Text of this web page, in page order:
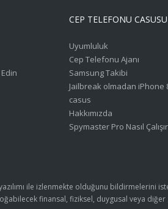
CEP TELEFONU CASUSU
Uyumluluk
Cep Telefonu Ajanı
Samsung Takibi
Jailbreak olmadan iPhone
casus
Hakkımızda
Spymaster Pro Nasıl Çalışır
ile izlenmekte olduğunu bildirmelerini
finansal, fiziksel, duygusal veya